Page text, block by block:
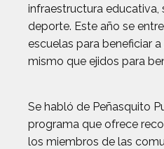
infraestructura educativa,
deporte. Este año se
escuelas para beneficiar a
mismo que ejidos para
Se habló de Peñasquito
programa que ofrece
los miembros de las